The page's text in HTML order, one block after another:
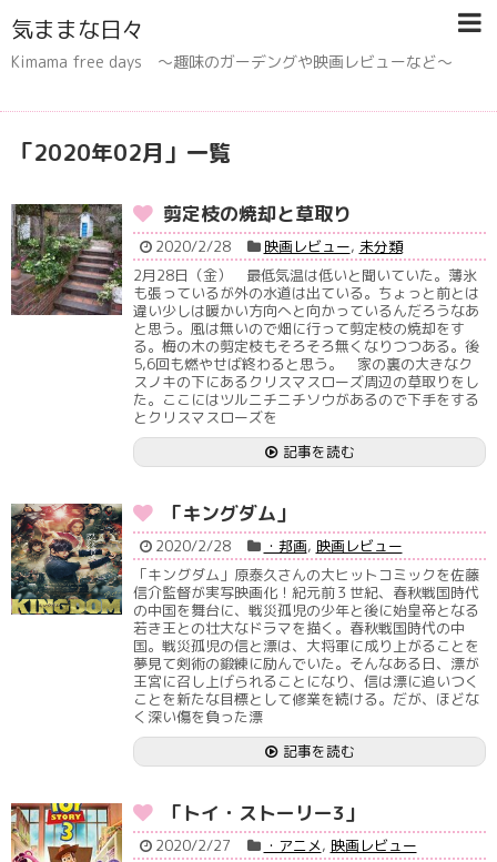
気ままな日々
Kimama free days 〜趣味のガーデングや映画レビューなど〜
「2020年02月 」 一覧
剪定枝の焼却と草取り
2020/2/28 映画レビュー, 未分類
2月28日（金） 最低気温は低いと聞いていた。薄氷
も張っているが外の水道は出ている。ちょっと前とは
違い少しは暖かい方向へと向かっているんだろうなあ
と思う。風は無いので畑に行って剪定枝の焼却をす
る。梅の木の剪定枝もそろそろ無くなりつつある。後
5,6回も燃やせば終わると思う。 家の裏の大きなク
スノキの下にあるクリスマスローズ周辺の草取りをし
た。ここにはツルニチニチソウがあるので下手をする
とクリスマスローズを
記事を読む
「キングダム」
2020/2/28 ・邦画, 映画レビュー
「キングダム」原泰久さんの大ヒットコミックを佐藤
信介監督が実写映画化！紀元前３世紀、春秋戦国時代
の中国を舞台に、戦災孤児の少年と後に始皇帝となる
若き王との壮大なドラマを描く。春秋戦国時代の中
国。戦災孤児の信と漂は、大将軍に成り上がることを
夢見て剣術の鍛練に励んでいた。そんなある日、漂が
王宮に召し上げられることになり、信は漂に追いつく
ことを新たな目標として修業を続ける。だが、ほどな
く深い傷を負った漂
記事を読む
「トイ・ストーリー3」
2020/2/27 ・アニメ, 映画レビュー